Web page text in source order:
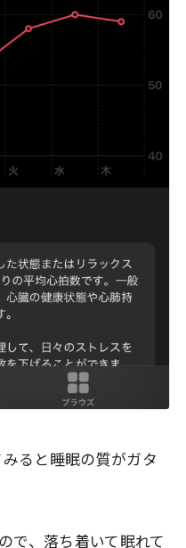
ると睡眠の質がガタ
で、落ち着いて眠れて